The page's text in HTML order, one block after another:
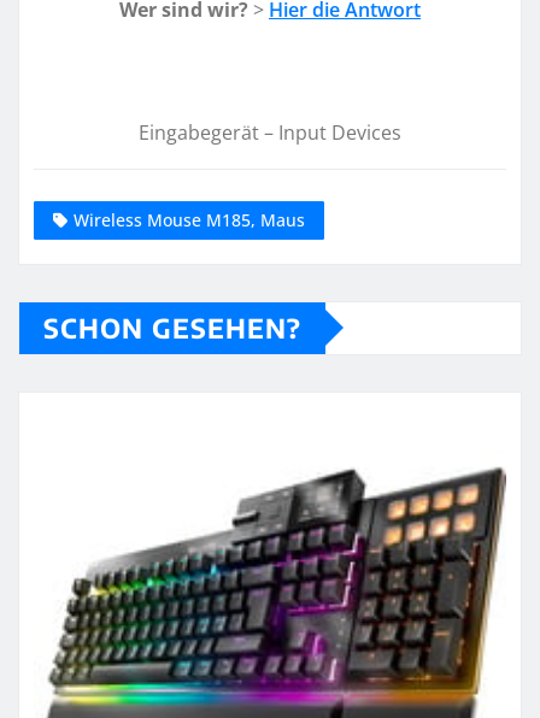
Wer sind wir? > Hier die Antwort
Eingabegerät – Input Devices
Wireless Mouse M185, Maus
SCHON GESEHEN?